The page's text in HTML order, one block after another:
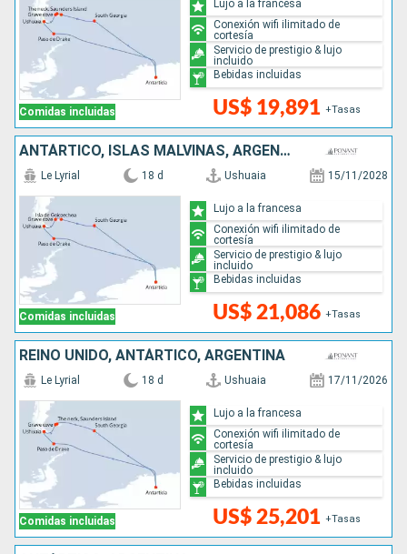
Comidas incluidas US$ 19,891 +Tasas
Lujo a la francesa
Conexión wifi ilimitado de
cortesía
Servicio de prestigio & lujo
incluido
Bebidas incluidas
ANTÁRTICO, ISLAS MALVINAS, ARGENTINA, REINO UNIDO
Comidas incluidas
Le Lyrial 18 d Ushuaia 15/11/2028
US$ 21,086 +Tasas
Lujo a la francesa
Conexión wifi ilimitado de
cortesía
Servicio de prestigio & lujo
incluido
Bebidas incluidas
REINO UNIDO, ANTÁRTICO, ARGENTINA
Comidas incluidas
Le Lyrial 18 d Ushuaia 17/11/2026
US$ 25,201 +Tasas
Lujo a la francesa
Conexión wifi ilimitado de
cortesía
Servicio de prestigio & lujo
incluido
Bebidas incluidas